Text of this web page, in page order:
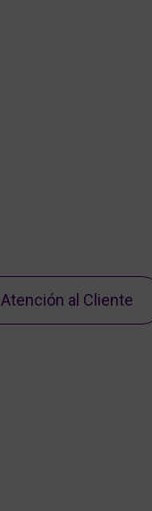
Atención al Cliente